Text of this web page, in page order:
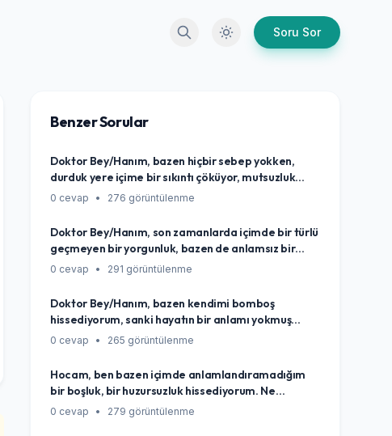
AramaKaranlık Mod
Soru Sor
Benzer Sorular
Doktor Bey/Hanım, bazen hiçbir sebep yokken,
durduk yere içime bir sıkıntı çöküyor, mutsuzluk
basıyor ya da sanki anlamsız bir boşluk
değilim. Bu garip durum neyin işareti olabilir,
normal mi bu?
0 cevap • 276 görüntülenme
Doktor Bey/Hanım, son zamanlarda içimde bir türlü
geçmeyen bir yorgunluk, bazen de anlamsız bir
boşluk veya umutsuzluk hissediyorum. Acaba bu
artık bir uzmana danışmam gerektiğini gösteren
bir işaret mi?
0 cevap • 291 görüntülenme
Doktor Bey/Hanım, bazen kendimi bomboş
hissediyorum, sanki hayatın bir anlamı yokmuş
gibi... İçimde tarifsiz bir boşluk oluşuyor. Böyle
bulabilirim? Nereden başlayacağımı bilemiyorum.
0 cevap • 265 görüntülenme
Hocam, ben bazen içimde anlamlandıramadığım
bir boşluk, bir huzursuzluk hissediyorum. Ne
olduğunu tam çözemiyorum ama canımı sıkıyor. Bu
0 cevap • 279 görüntülenme